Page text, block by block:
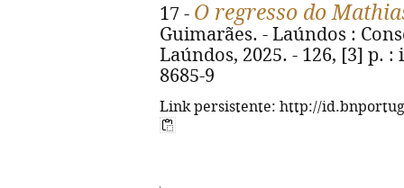
17 - O regresso do
Guimarães. - Laúndos :
Laúndos, 2025. - 126, [3] p. :
8685-9
Link persistente: http://